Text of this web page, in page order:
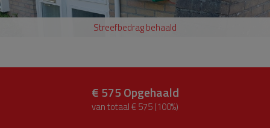
Streefbedrag behaald
€ 575Opgehaald
van totaal € 575 (100%)